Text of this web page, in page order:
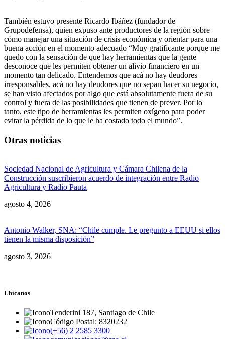
También estuvo presente Ricardo Ibáñez (fundador de
Grupodefensa), quien expuso ante productores de la región sobre
cómo manejar una situación de crisis económica y orientar para una
buena acción en el momento adecuado “Muy gratificante porque me
quedo con la sensación de que hay herramientas que la gente
desconoce que les permiten obtener un alivio financiero en un
momento tan delicado. Entendemos que acá no hay deudores
irresponsables, acá no hay deudores que no sepan hacer su negocio,
se han visto afectados por algo que está absolutamente fuera de su
control y fuera de las posibilidades que tienen de prever. Por lo
tanto, este tipo de herramientas les permiten oxígeno para poder
evitar la pérdida de lo que le ha costado todo el mundo”.
Otras noticias
Sociedad Nacional de Agricultura y Cámara Chilena de la
Construcción suscribieron acuerdo de integración entre Radio
Agricultura y Radio Pauta
agosto 4, 2026
Antonio Walker, SNA: “Chile cumple. Le pregunto a EEUU si ellos
tienen la misma disposición”
agosto 3, 2026
Ubícanos
Tenderini 187, Santiago de Chile
Código Postal: 8320232
(+56) 2 2585 3300